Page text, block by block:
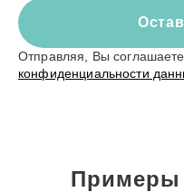
Отправляя, Вы
конфиденциальности
Примеры